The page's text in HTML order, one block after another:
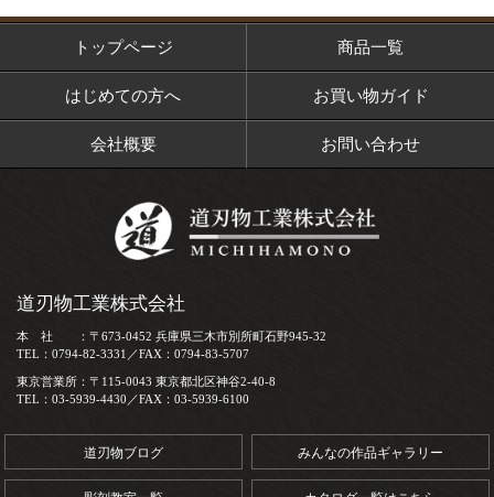
トップページ 商品一覧
はじめての方へ お買い物ガイド
会社概要 お問い合わせ
道刃物工業株式会社
本 社 ：〒673-0452 兵庫県三木市別所町石野945-32
TEL：0794-82-3331／FAX：0794-83-5707
東京営業所：〒115-0043 東京都北区神谷2-40-8
TEL：03-5939-4430／FAX：03-5939-6100
道刃物ブログ みんなの作品ギャラリー